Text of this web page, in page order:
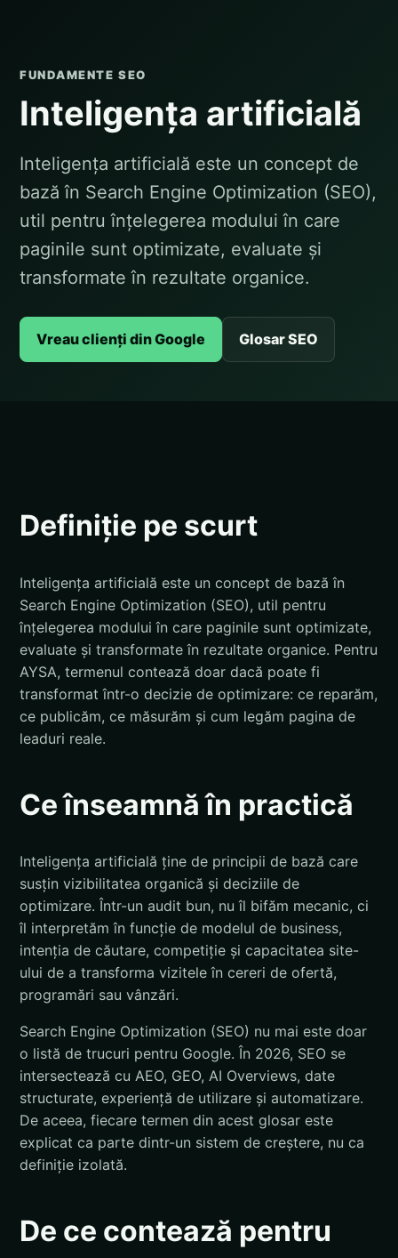
FUNDAMENTE SEO
Inteligența artificială
Inteligența artificială este un concept de
bază în Search Engine Optimization (SEO),
util pentru înțelegerea modului în care
paginile sunt optimizate, evaluate și
transformate în rezultate organice.
Vreau clienți din Google Glosar SEO
Definiție pe scurt
Inteligența artificială este un concept de bază în
Search Engine Optimization (SEO), util pentru
înțelegerea modului în care paginile sunt optimizate,
evaluate și transformate în rezultate organice. Pentru
AYSA, termenul contează doar dacă poate fi
transformat într-o decizie de optimizare: ce reparăm,
ce publicăm, ce măsurăm și cum legăm pagina de
leaduri reale.
Ce înseamnă în practică
Inteligența artificială ține de principii de bază care
susțin vizibilitatea organică și deciziile de
optimizare. Într-un audit bun, nu îl bifăm mecanic, ci
îl interpretăm în funcție de modelul de business,
intenția de căutare, competiție și capacitatea site-
ului de a transforma vizitele în cereri de ofertă,
programări sau vânzări.
Search Engine Optimization (SEO) nu mai este doar
o listă de trucuri pentru Google. În 2026, SEO se
intersectează cu AEO, GEO, AI Overviews, date
structurate, experiență de utilizare și automatizare.
De aceea, fiecare termen din acest glosar este
explicat ca parte dintr-un sistem de creștere, nu ca
definiție izolată.
De ce contează pentru